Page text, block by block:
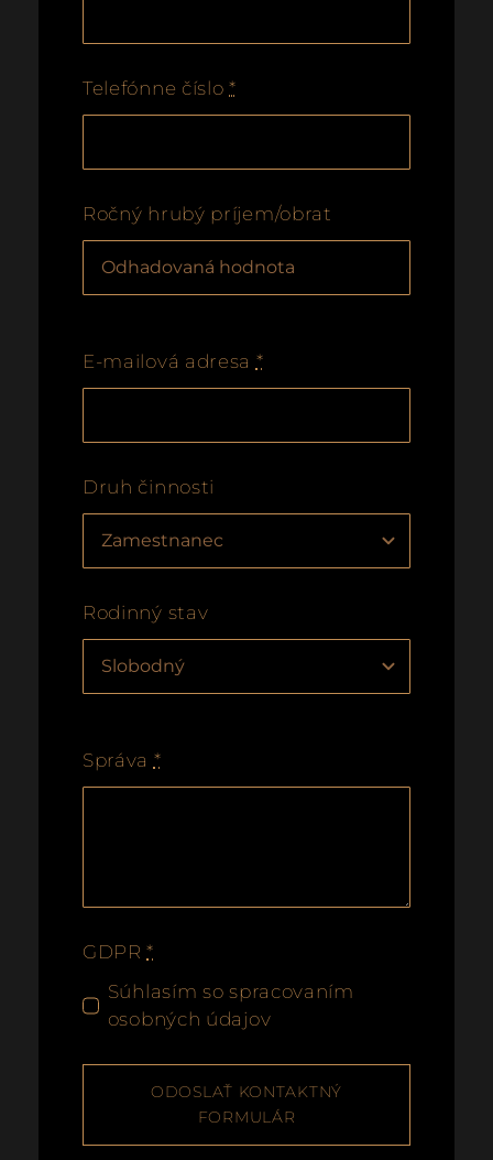
Telefónne číslo*
Ročný hrubý príjem/obrat
E-mailová adresa *
Druh činnosti
Rodinný stav
Správa *
GDPR*
Súhlasím so spracovaním
osobných údajov
ODOSLAŤ KONTAKTNÝ
FORMULÁR